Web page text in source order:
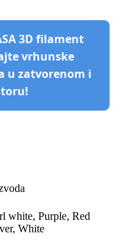
3D filament
vrhunske
u zatvorenom i
white, Purple, Red
White